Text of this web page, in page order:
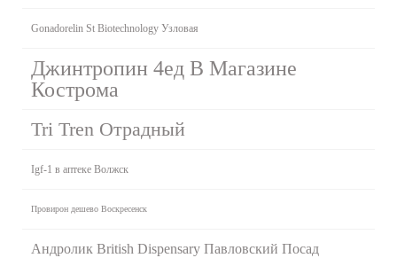
Gonadorelin St Biotechnology Узловая
Джинтропин 4ед В Магазине
Кострома
Tri Tren Отрадный
Igf-1 в аптеке Волжск
Провирон дешево Воскресенск
Андролик British Dispensary Павловский Посад